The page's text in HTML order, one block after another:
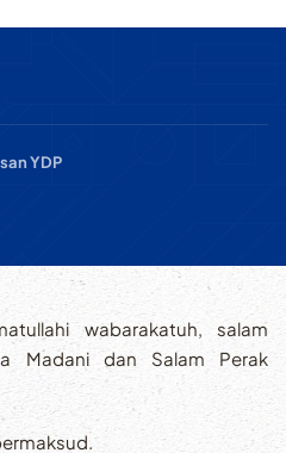
YDP
wabarakatuh, salam
Madani dan Salam Perak